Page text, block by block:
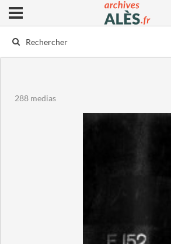
Archives municipales d'Alès
Ouvrir le menu déroulant
288 medias